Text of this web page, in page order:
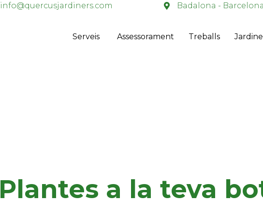
info@quercusjardiners.com Badalona - Barcelona
Serveis Assessorament Treballs
Plantes a la teva